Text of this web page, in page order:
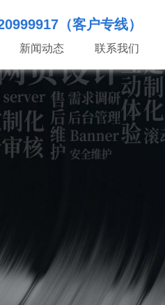
（客户专线）
新闻动态 联系我们